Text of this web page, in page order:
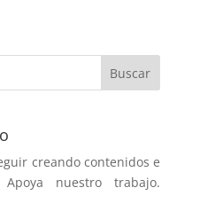
creando contenidos e
nuestro trabajo.